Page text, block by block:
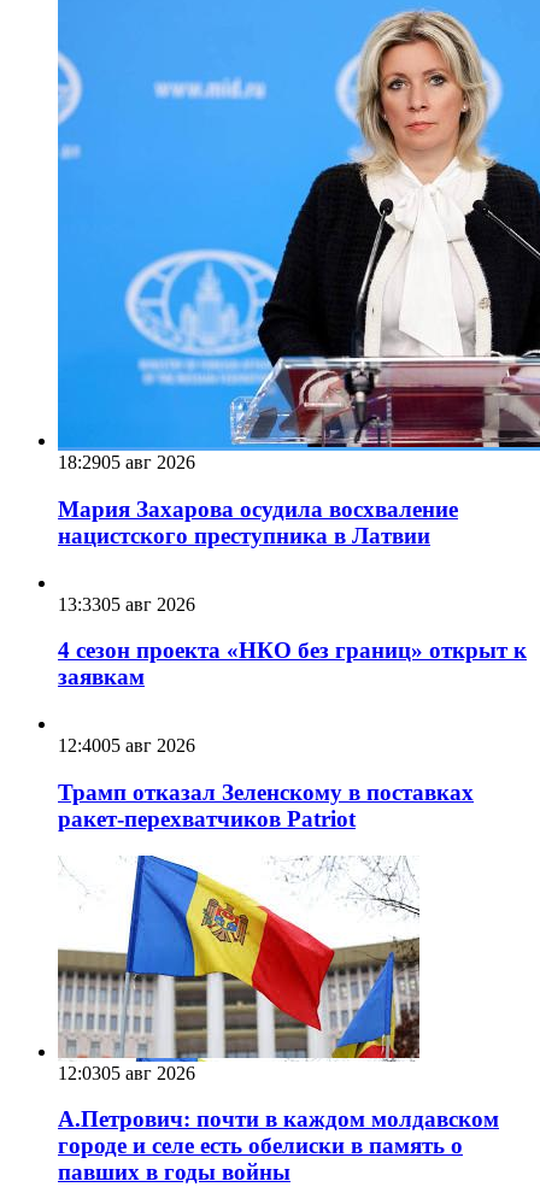
18:2905 авг 2026
Мария Захарова осудила восхваление
нацистского преступника в Латвии
13:3305 авг 2026
4 сезон проекта «НКО без границ» открыт к
заявкам
12:4005 авг 2026
Трамп отказал Зеленскому в поставках
ракет-перехватчиков Patriot
12:0305 авг 2026
А.Петрович: почти в каждом молдавском
городе и селе есть обелиски в память о
павших в годы войны